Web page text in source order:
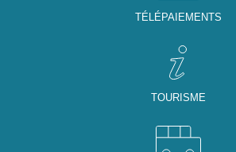
TÉLÉPAIEMENTS
TOURISME